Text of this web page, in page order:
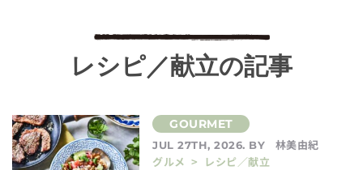
レシピ／献立の記事
JUL 27TH, 2026. BY
林美由紀
グルメ > レシピ／献立